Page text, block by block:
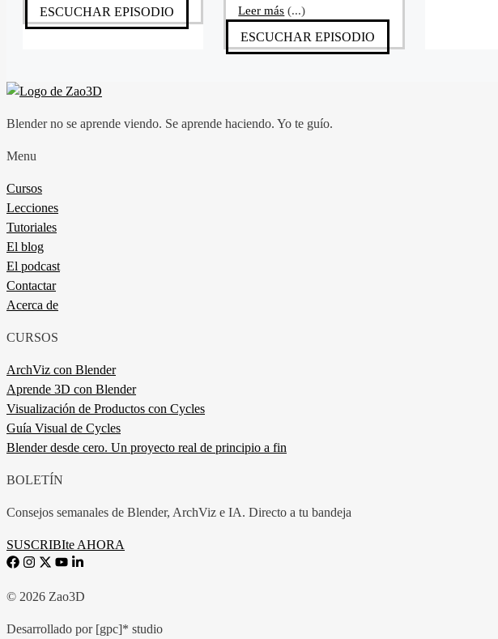
ESCUCHAR EPISODIO
Leer más (...)
ESCUCHAR EPISODIO
Blender no se aprende viendo. Se aprende haciendo. Yo te guío.
Menu
Cursos
Lecciones
Tutoriales
El blog
El podcast
Contactar
Acerca de
CURSOS
ArchViz con Blender
Aprende 3D con Blender
Visualización de Productos con Cycles
Guía Visual de Cycles
Blender desde cero. Un proyecto real de principio a fin
BOLETÍN
Consejos semanales de Blender, ArchViz e IA. Directo a tu bandeja
SUSCRIBIte AHORA
© 2026 Zao3D
Desarrollado por [gpc]* studio